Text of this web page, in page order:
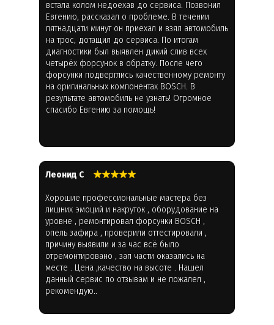
встала колом недоехав до сервиса. Позвонил
Евгению, рассказал о проблеме. В течении
пятнадцати минут он приехал и взял автомобиль
на трос, дотащил до сервиса. По итогам
диагностики был выявлен дикий слив всех
четырёх форсунок в обратку. После чего
форсунки подверглись качественному ремонту
на оригинальных компонентах BOSCH. В
результате автомобиль не узнать! Огромное
спасибо Евгению за помощь!
Леонид С
Хорошие профессиональные мастера без
лишних эмоций и накруток , оборудование на
уровне , ремонтировал форсунки BOSCH ,
опель зафира , проверили оттестировали ,
причину выявили и за час всё было
отремонтировано , зап части оказались на
месте . Цена ,качество на высоте . Нашел
данный сервис по отзывам и не пожалел ,
рекомендую..